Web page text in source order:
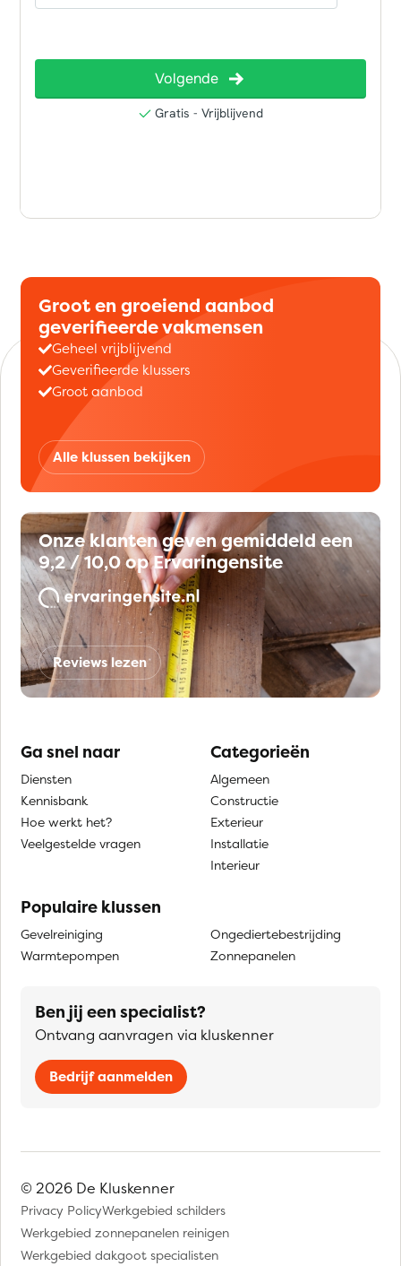
Groot en groeiend aanbod
geverifieerde vakmensen
Geheel vrijblijvend
Geverifieerde klussers
Groot aanbod
Alle klussen bekijken
Onze klanten geven gemiddeld een
9,2 / 10,0 op Ervaringensite
Reviews lezen
Ga snel naar
Diensten
Kennisbank
Hoe werkt het?
Veelgestelde vragen
Categorieën
Algemeen
Constructie
Exterieur
Installatie
Interieur
Populaire klussen
Gevelreiniging
Warmtepompen
Ongediertebestrijding
Zonnepanelen
Ben jij een specialist?
Ontvang aanvragen via kluskenner
Bedrijf aanmelden
© 2026 De Kluskenner
Privacy PolicyWerkgebied schilders
Werkgebied zonnepanelen reinigen
Werkgebied dakgoot specialisten